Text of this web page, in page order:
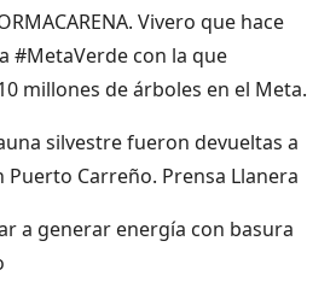
Vivero que hace
#MetaVerde con la que
millones de árboles en el Meta.
silvestre fueron devueltas a
Carreño. Prensa Llanera
a generar energía con basura